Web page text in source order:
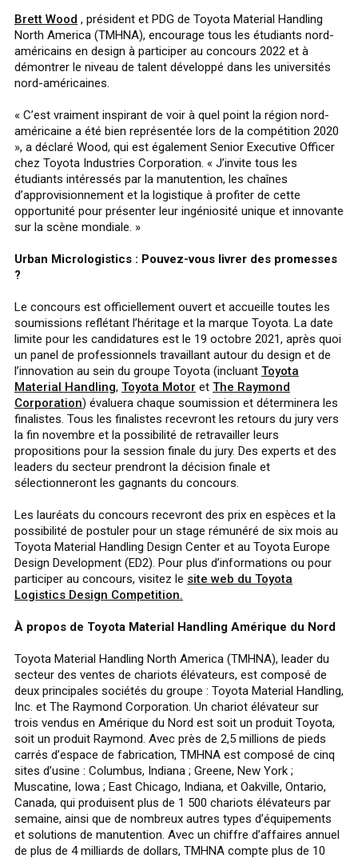
Brett Wood , président et PDG de Toyota Material Handling
North America (TMHNA), encourage tous les étudiants nord-
américains en design à participer au concours 2022 et à
démontrer le niveau de talent développé dans les universités
nord-américaines.
« C’est vraiment inspirant de voir à quel point la région nord-
américaine a été bien représentée lors de la compétition 2020
», a déclaré Wood, qui est également Senior Executive Officer
chez Toyota Industries Corporation. « J’invite tous les
étudiants intéressés par la manutention, les chaînes
d’approvisionnement et la logistique à profiter de cette
opportunité pour présenter leur ingéniosité unique et innovante
sur la scène mondiale. »
Urban Micrologistics : Pouvez-vous livrer des promesses
?
Le concours est officiellement ouvert et accueille toutes les
soumissions reflétant l’héritage et la marque Toyota. La date
limite pour les candidatures est le 19 octobre 2021, après quoi
un panel de professionnels travaillant autour du design et de
l’innovation au sein du groupe Toyota (incluant Toyota
Material Handling, Toyota Motor et The Raymond
Corporation) évaluera chaque soumission et déterminera les
finalistes. Tous les finalistes recevront les retours du jury vers
la fin novembre et la possibilité de retravailler leurs
propositions pour la session finale du jury. Des experts et des
leaders du secteur prendront la décision finale et
sélectionneront les gagnants du concours.
Les lauréats du concours recevront des prix en espèces et la
possibilité de postuler pour un stage rémunéré de six mois au
Toyota Material Handling Design Center et au Toyota Europe
Design Development (ED2). Pour plus d’informations ou pour
participer au concours, visitez le site web du Toyota
Logistics Design Competition.
À propos de Toyota Material Handling Amérique du Nord
Toyota Material Handling North America (TMHNA), leader du
secteur des ventes de chariots élévateurs, est composé de
deux principales sociétés du groupe : Toyota Material Handling,
Inc. et The Raymond Corporation. Un chariot élévateur sur
trois vendus en Amérique du Nord est soit un produit Toyota,
soit un produit Raymond. Avec près de 2,5 millions de pieds
carrés d’espace de fabrication, TMHNA est composé de cinq
sites d’usine : Columbus, Indiana ; Greene, New York ;
Muscatine, Iowa ; East Chicago, Indiana, et Oakville, Ontario,
Canada, qui produisent plus de 1 500 chariots élévateurs par
semaine, ainsi que de nombreux autres types d’équipements
et solutions de manutention. Avec un chiffre d’affaires annuel
de plus de 4 milliards de dollars, TMHNA compte plus de 10